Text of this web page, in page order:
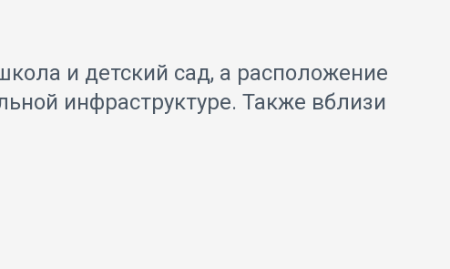
и детский сад, а расположение
инфраструктуре. Также вблизи